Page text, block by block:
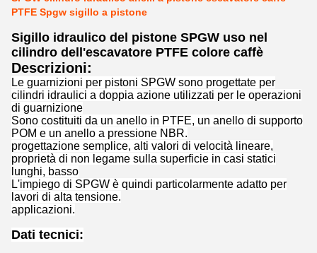
PTFE Spgw sigillo a pistone
Sigillo idraulico del pistone SPGW uso nel
cilindro dell'escavatore PTFE colore caffè
Descrizioni:
Le guarnizioni per pistoni SPGW sono progettate per
cilindri idraulici a doppia azione utilizzati per le operazioni
di guarnizione
Sono costituiti da un anello in PTFE, un anello di supporto
POM e un anello a pressione NBR.
progettazione semplice, alti valori di velocità lineare,
proprietà di non legame sulla superficie in casi statici
lunghi, basso
L'impiego di SPGW è quindi particolarmente adatto per
lavori di alta tensione.
applicazioni.
Dati tecnici: